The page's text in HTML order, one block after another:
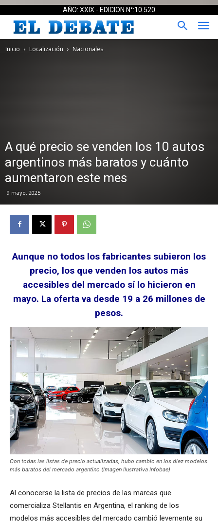
AÑO: XXIX - EDICION N°:10.520
Inicio Localización Nacionales
A qué precio se venden los 10 autos
argentinos más baratos y cuánto
aumentaron este mes
9 mayo, 2025
Aunque no todos los fabricantes subieron los
precio, los que venden los autos más
accesibles del mercado sí lo hicieron en
mayo. La oferta va desde 19 a 26 millones de
pesos.
Con todas las listas de precio actualizadas, hubo cambio en los diez modelos
más baratos del mercado argentino (Imagen Ilustrativa Infobae)
Al conocerse la lista de precios de las marcas que
comercializa Stellantis en Argentina, el ranking de los
modelos más accesibles del mercado cambió levemente su